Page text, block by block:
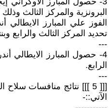
البرونزية والمركز الثالث وذلك
الفوز علي المبارز الايطالي
تحديد المركز الثالث والرابع وبنتيجة
---
4- حصول المبارز الايطالي
الرابع.
---
[[[ 5 ]]] نتائج منافسات
الآتي::-